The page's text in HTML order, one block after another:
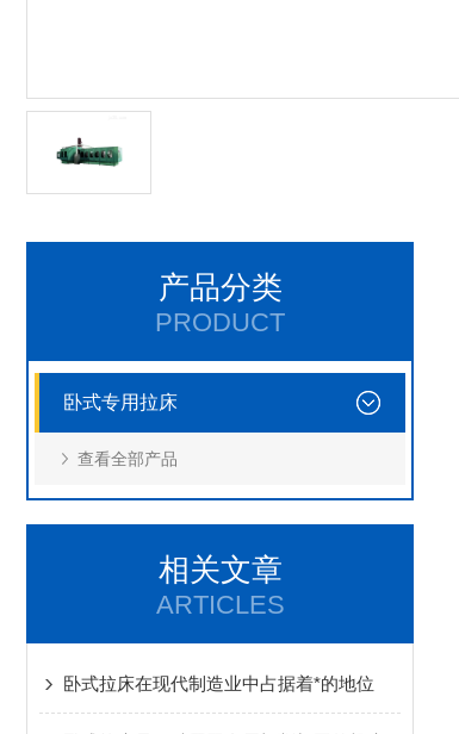
产品分类
PRODUCT
卧式专用拉床
查看全部产品
相关文章
ARTICLES
卧式拉床在现代制造业中占据着*的地位